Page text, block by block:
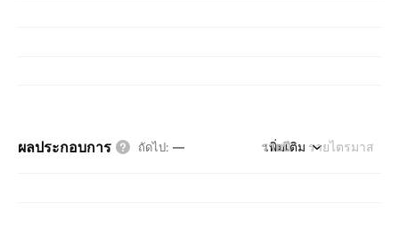
ผลประกอบการ ถัดไป: — รายปี รายไตรมาส
เพิ่มเติม